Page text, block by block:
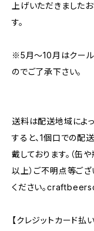
上げいただきました
す。
※5月～10月はクール
のでご了承下さい。
送料は配送地域によ
すると、1個口での配
戴しております。（缶
以上）ご不明点等ご
ください。
【クレジットカード払